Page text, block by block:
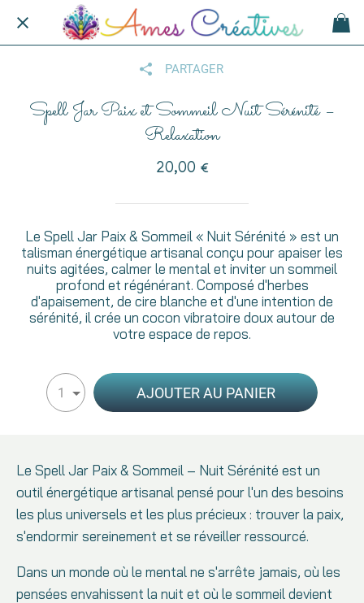
PARTAGER
Spell Jar Paix et Sommeil Nuit Sérénité –
Relaxation
20,00 €
Le Spell Jar Paix & Sommeil « Nuit Sérénité » est un
talisman énergétique artisanal conçu pour apaiser les
nuits agitées, calmer le mental et inviter un sommeil
profond et régénérant. Composé d'herbes
d'apaisement, de cire blanche et d'une intention de
sérénité, il crée un cocon vibratoire doux autour de
votre espace de repos.
1 AJOUTER AU PANIER
Le Spell Jar Paix & Sommeil – Nuit Sérénité est un
outil énergétique artisanal pensé pour l'un des besoins
les plus universels et les plus précieux : trouver la paix,
s'endormir sereinement et se réveiller ressourcé.
Dans un monde où le mental ne s'arrête jamais, où les
pensées envahissent la nuit et où le sommeil devient